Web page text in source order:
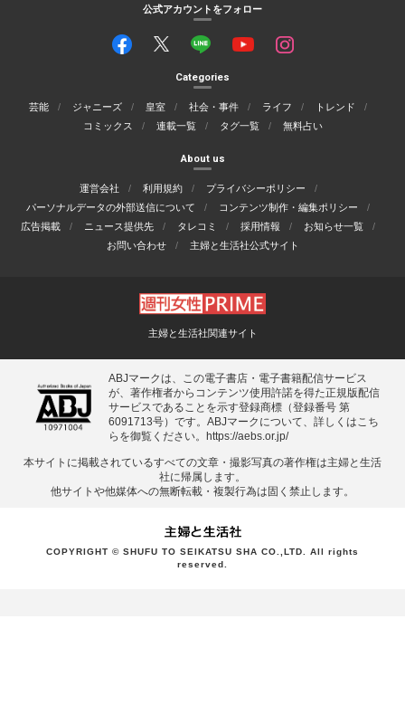
公式アカウントをフォロー
Categories
芸能 ジャニーズ 皇室 社会・事件 ライフ
トレンド
コミックス
連載一覧 タグ一覧 無料占い
About us
運営会社 利用規約
プライバシーポリシー
パーソナルデータの外部送信について
コンテンツ制作・編集ポリシー
広告掲載
ニュース提供先 タレコミ 採用情報
お知らせ一覧
お問い合わせ
主婦と生活社公式サイト
主婦と生活社関連サイト
ABJマークは、この電子書店・電子書籍配信サービス
が、著作権者からコンテンツ使用許諾を得た正規版配信
サービスであることを示す登録商標（登録番号 第
6091713号）です。ABJマークについて、詳しくはこち
らを御覧ください。
https://aebs.or.jp/
本サイトに掲載されているすべての⽂章・撮影写真の著作権は主婦と⽣活
社に帰属します。
他サイトや他媒体への無断転載・複製⾏為は固く禁⽌します。
COPYRIGHT © SHUFU TO SEIKATSU SHA CO.,LTD. All rights
reserved.